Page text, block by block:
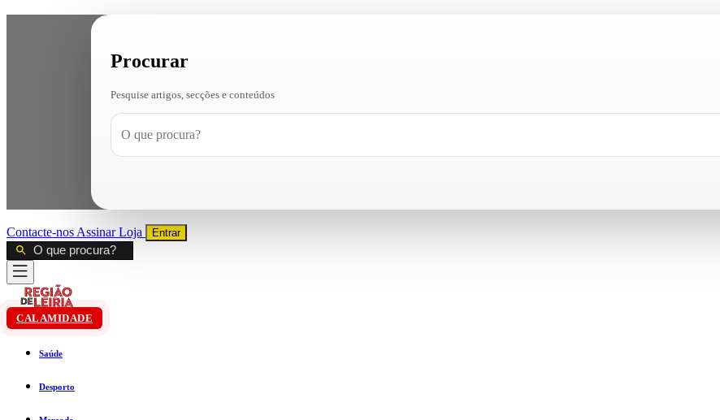
Procurar
Pesquise artigos, secções e conteúdos
Contacte-nos AssinarLoja Entrar
CALAMIDADE
Saúde
Desporto